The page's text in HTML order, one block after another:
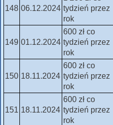
148 06.12.2024 tydzień przez
rok
149 01.12.2024
600 zł co
tydzień przez
rok
150 18.11.2024
600 zł co
tydzień przez
rok
151 18.11.2024
600 zł co
tydzień przez
rok